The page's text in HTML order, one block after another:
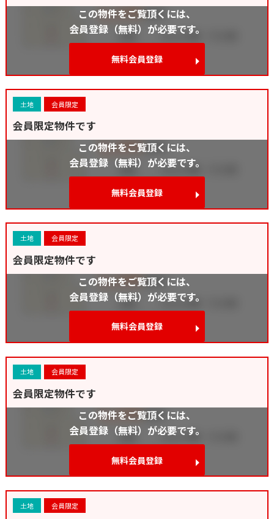
この物件をご覧頂くには、
会員登録（無料）が必要です。
無料会員登録
土地 会員限定
会員限定物件です
この物件をご覧頂くには、
会員登録（無料）が必要です。
無料会員登録
土地 会員限定
会員限定物件です
この物件をご覧頂くには、
会員登録（無料）が必要です。
無料会員登録
土地 会員限定
会員限定物件です
この物件をご覧頂くには、
会員登録（無料）が必要です。
無料会員登録
土地 会員限定